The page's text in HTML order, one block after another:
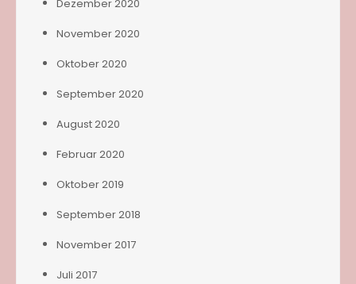
Dezember 2020
November 2020
Oktober 2020
September 2020
August 2020
Februar 2020
Oktober 2019
September 2018
November 2017
Juli 2017